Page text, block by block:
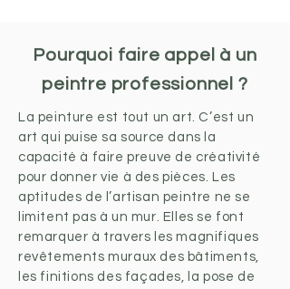
Pourquoi faire appel à un
peintre professionnel ?
La peinture est tout un art. C’est un
art qui puise sa source dans la
capacité à faire preuve de créativité
pour donner vie à des pièces. Les
aptitudes de l’artisan peintre ne se
limitent pas à un mur. Elles se font
remarquer à travers les magnifiques
revêtements muraux des bâtiments,
les finitions des façades, la pose de